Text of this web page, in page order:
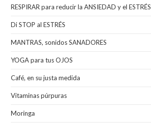
RESPIRAR para reducir la ANSIEDAD y el ESTRÉS
Di STOP al ESTRÉS
MANTRAS, sonidos SANADORES
YOGA para tus OJOS
Café, en su justa medida
Vitaminas púrpuras
Moringa